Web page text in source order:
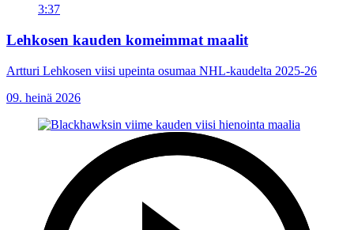
3:37
Lehkosen kauden komeimmat maalit
Artturi Lehkosen viisi upeinta osumaa NHL-kaudelta 2025-26
09. heinä 2026